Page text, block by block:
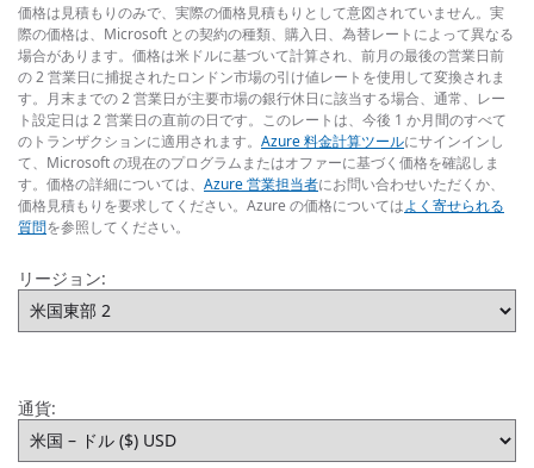
価格は見積もりのみで、実際の価格見積もりとして意図されていません。実
際の価格は、Microsoft との契約の種類、購入日、為替レートによって異なる
場合があります。価格は米ドルに基づいて計算され、前月の最後の営業日前
の 2 営業日に捕捉されたロンドン市場の引け値レートを使用して変換されま
す。月末までの 2 営業日が主要市場の銀行休日に該当する場合、通常、レー
ト設定日は 2 営業日の直前の日です。このレートは、今後 1 か月間のすべて
のトランザクションに適用されます。 Azure 料金計算ツールにサインインし
て、Microsoft の現在のプログラムまたはオファーに基づく価格を確認しま
す。価格の詳細については、 Azure 営業担当者にお問い合わせいただくか、
価格見積もりを要求してください。Azure の価格についてはよく寄せられる
質問を参照してください。
リージョン:
通貨: